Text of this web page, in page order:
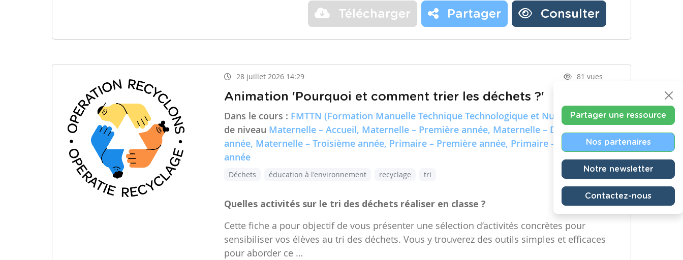
Télécharger Partager Consulter
28 juillet 2026 14:29 81 vues
Animation 'Pourquoi et comment trier les déchets ?'
Dans le cours : FMTTN (Formation Manuelle Technique Technologique et Numérique)
de niveau Maternelle – Accueil, Maternelle – Première année, Maternelle – Deuxième
année, Maternelle – Troisième année, Primaire – Première année, Primaire – Deuxième
année
Déchets éducation à l'environnement recyclage tri
Quelles activités sur le tri des déchets réaliser en classe ?
Cette fiche a pour objectif de vous présenter une sélection d’activités concrètes pour
sensibiliser vos élèves au tri des déchets. Vous y trouverez des outils simples et efficaces
pour aborder ce …
Partager une ressource
Nos partenaires
Notre newsletter
Contactez-nous